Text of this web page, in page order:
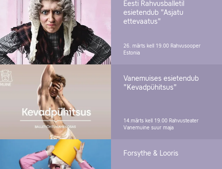
Eesti Rahvusballetil
esietendub "Asjatu
ettevaatus"
26. märts kell 19.00 Rahvusooper
Estonia
Vanemuises esietendub
"Kevadpühitsus"
14.märts kell 19.00 Rahvusteater
Vanemuine suur maja
Forsythe & Looris